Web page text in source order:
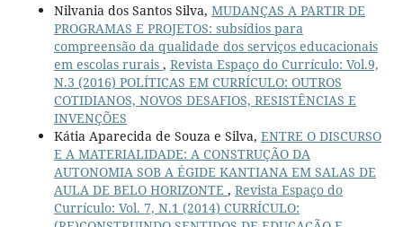
Nilvania dos Santos Silva, MUDANÇAS A PARTIR DE
PROGRAMAS E PROJETOS: subsídios para
compreensão da qualidade dos serviços educacionais
em escolas rurais , Revista Espaço do Currículo: Vol.9,
N.3 (2016) POLÍTICAS EM CURRÍCULO: OUTROS
COTIDIANOS, NOVOS DESAFIOS, RESISTÊNCIAS E
INVENÇÕES
Kátia Aparecida de Souza e Silva, ENTRE O DISCURSO
E A MATERIALIDADE: A CONSTRUÇÃO DA
AUTONOMIA SOB A ÉGIDE KANTIANA EM SALAS DE
AULA DE BELO HORIZONTE , Revista Espaço do
Currículo: Vol. 7, N.1 (2014) CURRÍCULO: